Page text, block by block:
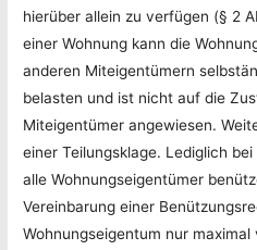
hierüber allein zu verfügen (§ 2
einer Wohnung kann die
anderen Miteigentümern
belasten und ist nicht auf die
Miteigentümer angewiesen.
einer Teilungsklage. Lediglich
alle Wohnungseigentümer
Vereinbarung einer
Wohnungseigentum nur